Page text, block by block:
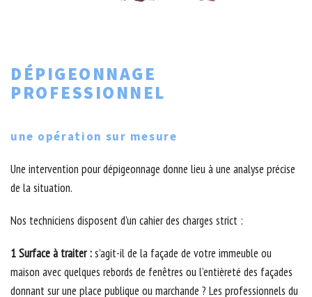
DÉPIGEONNAGE
PROFESSIONNEL
une opération sur mesure
Une intervention pour dépigeonnage donne lieu à une analyse précise
de la situation.
Nos techniciens disposent d’un cahier des charges strict :
1 Surface à traiter :s’agit-il de la façade de votre immeuble ou
maison avec quelques rebords de fenêtres ou l’entièreté des façades
donnant sur une place publique ou marchande ? Les professionnels du